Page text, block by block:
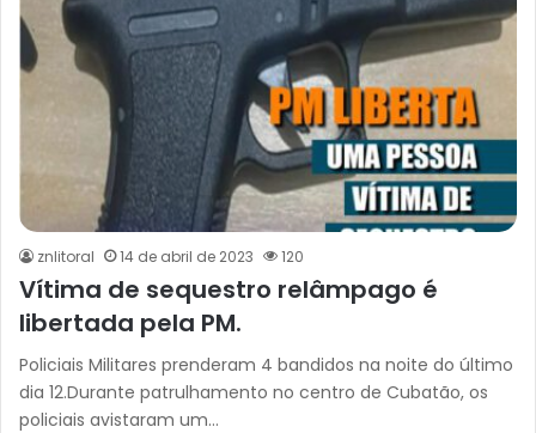
znlitoral 14 de abril de 2023 120
Vítima de sequestro relâmpago é
libertada pela PM.
Policiais Militares prenderam 4 bandidos na noite do último
dia 12.Durante patrulhamento no centro de Cubatão, os
policiais avistaram um…